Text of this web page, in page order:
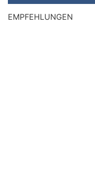
EMPFEHLUNGEN